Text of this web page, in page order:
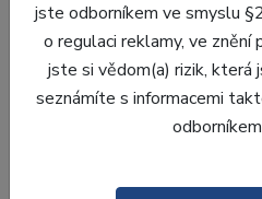
Laboratoř
Ordinace
jste odborníkem ve smyslu
o regulaci reklamy, ve znění
jste si vědom(a) rizik, která
seznámíte s informacemi